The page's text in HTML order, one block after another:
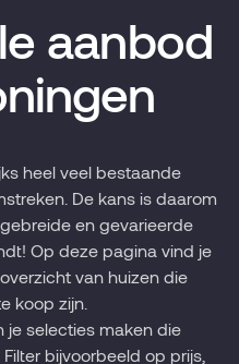
aanbod
heel veel bestaande
De kans is daarom
en gevarieerde
Op deze pagina vind je
van huizen die
koop zijn.
je selecties maken die
bijvoorbeeld op prijs,